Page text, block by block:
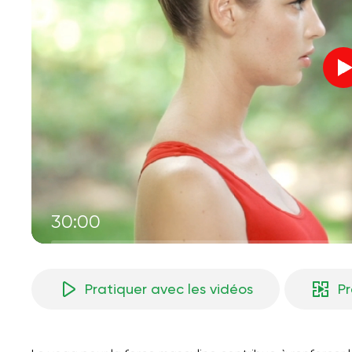
30:00
Pratiquer avec les vidéos